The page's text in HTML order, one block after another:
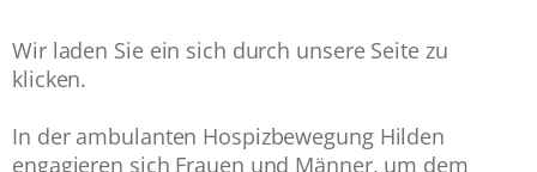
Wir laden Sie ein sich durch unsere Seite zu
klicken.
In der ambulanten Hospizbewegung Hilden
engagieren sich Frauen und Männer, um dem